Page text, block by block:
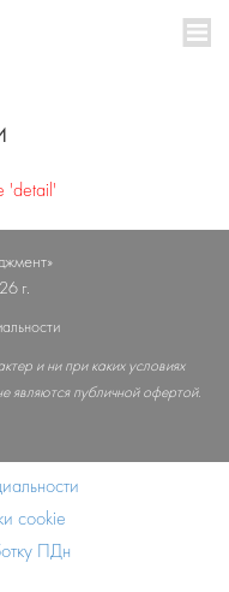
'detail'
г.
и ни при каких условиях
являются публичной офертой.
cookie
ПДн